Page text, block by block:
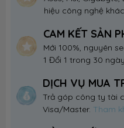
hiệu công nghệ
CAM KẾT SẢN
Mới 100%, nguyên
1 Đổi 1 trong 30 ngày
DỊCH VỤ MUA
Trả góp công ty tài
Visa/Master. Tham